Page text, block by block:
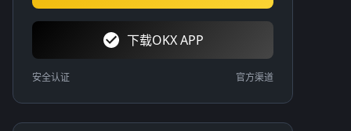
下载OKX APP
安全认证 官方渠道